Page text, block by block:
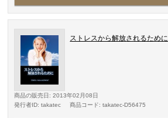
ストレスから解放されるために
商品の販売日 : 2013年02月08日
発行者ID: takatec 商品コード: takatec-D56475